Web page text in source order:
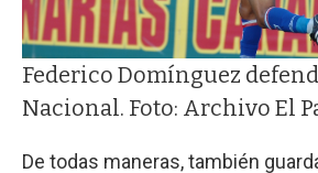
Federico Domínguez
Nacional. Foto: Archivo El
De todas maneras, también